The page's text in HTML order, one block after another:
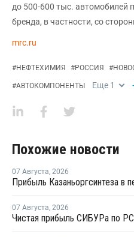
до 500-600 тыс. автомобилей
бренда, в частности, со
mrc.ru
#НЕФТЕХИМИЯ #РОССИЯ #
#АВТОКОМПОНЕНТЫ Еще 1
Похожие новости
07 Августа, 2026
07 Августа, 2026